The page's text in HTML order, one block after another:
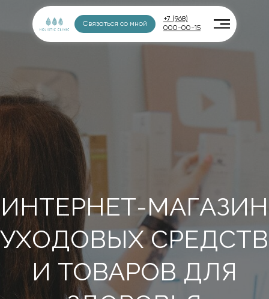
Связаться со мной
+7 (968)
000-00-15
ИНТЕРНЕТ-МАГАЗИН
УХОДОВЫХ СРЕДСТВ
И ТОВАРОВ ДЛЯ
ЗДОРОВЬЯ
Стоимость услуг и товаров в клинике
и на сайте могут отличаться. Подробности
уточняйте у администраторов